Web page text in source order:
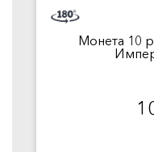
Монета 10